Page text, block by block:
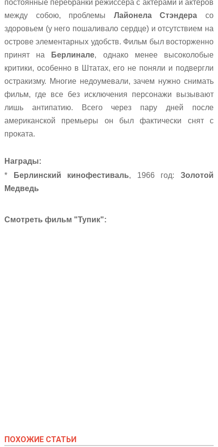
постоянные перебранки режиссёра с актёрами и актёров
между собою, проблемы ЛайонелаСтэндера со
здоровьем (у него пошаливало сердце) и отсутствием на
острове элементарных удобств. Фильм был восторженно
принят на
Берлинале, однако менее высоколобые
критики, особенно в Штатах, его не поняли и подвергли
остракизму. Многие недоумевали, зачем нужно снимать
фильм, где все без исключения персонажи вызывают
лишь антипатию. Всего через пару дней после
американской премьеры он был фактически снят с
проката.
Награды:
*
Берлинский кинофестиваль, 1966 год:Золотой
Медведь
Смотреть фильм "Тупик":
ПОХОЖИЕ СТАТЬИ